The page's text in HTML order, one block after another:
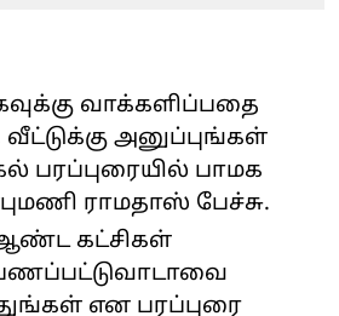
வாக்களிப்பதை
வீட்டுக்கு அனுப்புங்கள்
பரப்புரையில் பாமக
ராமதாஸ் பேச்சு.
கட்சிகள்
என பரப்புரை